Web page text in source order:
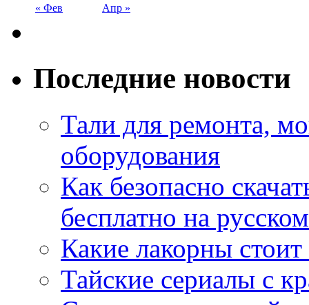
« Фев Апр »
Последние новости
Тали для ремонта,
оборудования
Как безопасно
бесплатно на
Какие лакорны
Тайские сериалы с